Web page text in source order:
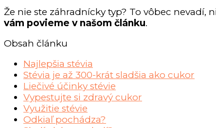
Že nie ste záhradnícky typ? To vôbec nevadí,
vám povieme v našom článku.
Obsah článku
Najlepšia stévia
Stévia je až 300-krát sladšia ako cukor
Liečivé účinky stévie
Vypestujte si zdravý cukor
Využitie stévie
Odkiaľ pochádza?